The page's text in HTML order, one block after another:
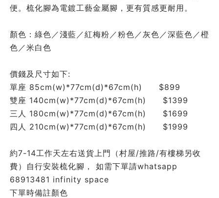
便。梳化腳為電鍍工藝金屬腳，更有質感更耐用。
顏色：綠色／淺藍／紅梅粉／粉色／灰色／深藍色／橙
色／米白色
價錢及尺寸如下:
單座 85cm(w)*77cm(d)*67cm(h)　　$899
雙座 140cm(w)*77cm(d)*67cm(h)　　$1399
三人 180cm(w)*77cm(d)*67cm(h)　　$1699
四人 210cm(w)*77cm(d)*67cm(h)　　$1999
約7-14工作天左右送貨上門（村屋/推路/有樓梯另收
費）自行安裝梳化腳， 如需下單請whatsapp
68913481 infinity space
下單時備註顏色